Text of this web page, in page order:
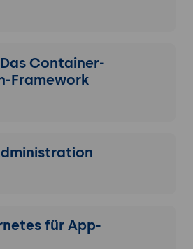
Container-
Framework
für App-